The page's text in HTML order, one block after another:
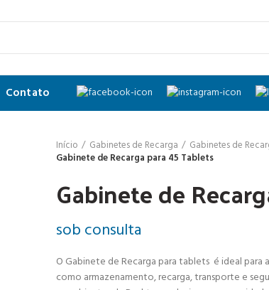
Contato
Início Gabinetes de Recarga
Gabinetes de
Gabinete de Recarga para 45 Tablets
Gabinete de
sob consulta
O Gabinete de Recarga para tablets é ideal para
como armazenamento, recarga, transporte e